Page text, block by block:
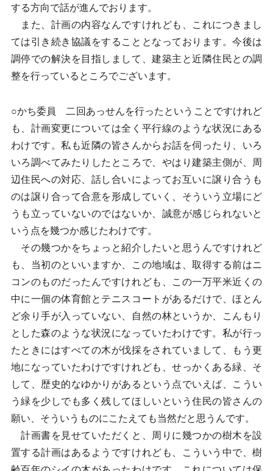
する方向で話が進んでおります。
また、計画の内容なんですけれども、これにつきまし
ては引き続き協議をすることとなっております。今後は
調停での解決を目指しまして、建築主と近隣住民との調
整を行っているところでございます。
○かち委員 二回あっせんを行ったということですけれど
も、計画変更については全く平行線のような状況にある
わけです。私も近隣の皆さんからお話を伺ったり、いろ
いろ調べてみたりしたところで、やはり建築主側が、周
辺住民への対応、話し合いによってお互いに譲り合うも
のは譲り合って合意を形成していく、そういう立場にど
うも立っていないのではないか、誠意が感じられないと
いう点を幾つか感じたわけです。
その幾つかをちょっと紹介したいと思うんですけれど
も、当初のといいますか、この地域は、取得する前はニ
コンのものだったんですけれども、この一万平米近くの
中に一個の体育館とテニスコートがあるだけで、ほとん
ど余り手が入っていない、自然の林というか、こんもり
とした森のような状況になっていたわけです。私が行っ
たときにはすべての木が伐採をされていまして、もう更
地になっていたわけですけれども、せっかくある緑、そ
して、歴史的なゆかりがあるという点でいえば、こうい
う緑を少しでも多く残してほしいという住民の皆さんの
願い、そういうものにこたえても当然だと思うんです。
計画書を見せていただくと、周りに幾つかの樹木を設
置する計画はあるようですけれども、こういう中で、樹